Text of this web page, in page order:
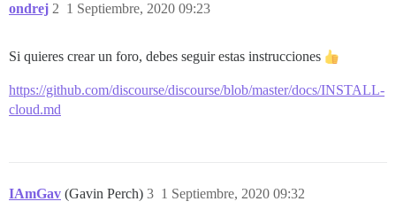
ondrej 1 Septiembre, 2020 09:23
2
Si quieres crear un foro, debes seguir estas instrucciones
https://github.com/discourse/discourse/blob/master/docs/INSTALL-
cloud.md
IAmGav (Gavin Perch) 1 Septiembre, 2020 09:32
3